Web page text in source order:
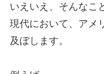
いえいえ、そんなこ
現代において、アメ
及ぼします。